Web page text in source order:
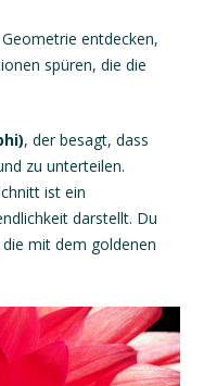
entdecken,
spüren, die die
, derbesagt, dass
zu unterteilen.
ist ein
darstellt. Du
mit dem goldenen